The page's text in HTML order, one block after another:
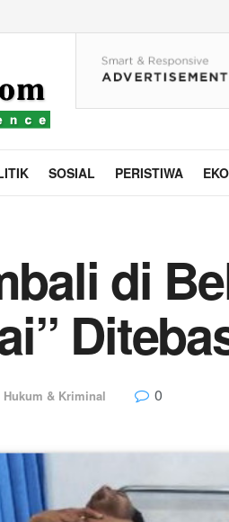
SOSIAL PERISTIWA
di
Hukum & Kriminal 0